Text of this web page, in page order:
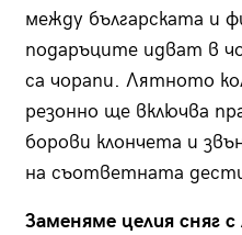
между българската и
подаръците идват в
са чорапи. Лятното
резонно ще включва
борови клончета и
на съответната
Заменяме целия сняг с